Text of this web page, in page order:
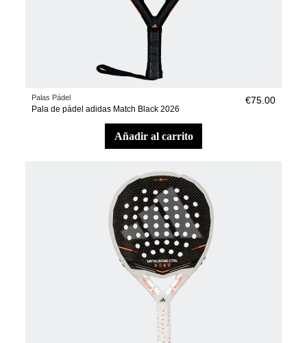
Palas Pádel
Pala de pádel adidas Match Black 2026
€75.00
añadir al carrito